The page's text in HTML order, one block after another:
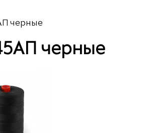
черные
черные